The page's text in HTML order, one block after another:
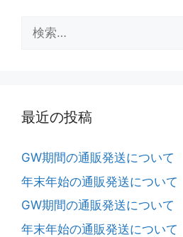
最近の投稿
GW期間の通販発送について
年末年始の通販発送について
GW期間の通販発送について
年末年始の通販発送について